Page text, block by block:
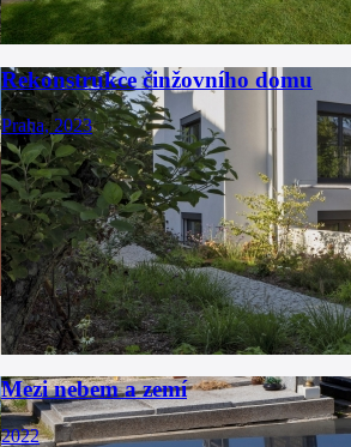
Rekonstrukce činžovního domu
Praha, 2023
Mezi nebem a zemí
2022